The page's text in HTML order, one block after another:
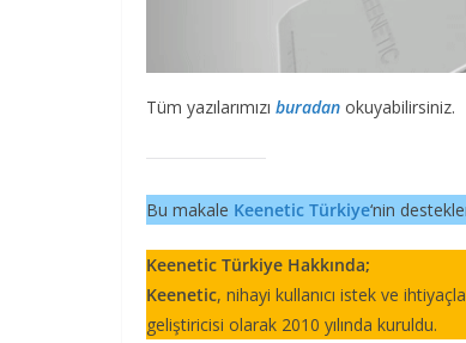
Tüm yazılarımızı buradan okuyabilirsiniz.
Bu makale Keenetic Türkiye‘nin
Keenetic Türkiye Hakkında;
Keenetic, nihayi kullanıcı istek ve
geliştiricisi olarak 2010 yılında kuruldu.